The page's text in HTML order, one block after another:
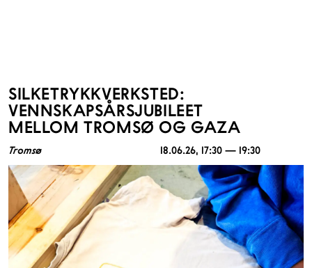
SILKETRYKKVERKSTED:
VENNSKAPSÅRSJUBILEET
MELLOM TROMSØ OG GAZA
Tromsø 18.06.26, 17:30 — 19:30